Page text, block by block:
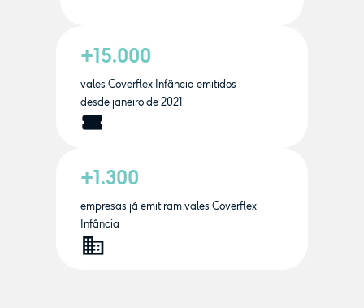
+15.000
vales Coverflex Infância emitidos
desde janeiro de 2021
+1.300
empresas já emitiram vales Coverflex
Infância